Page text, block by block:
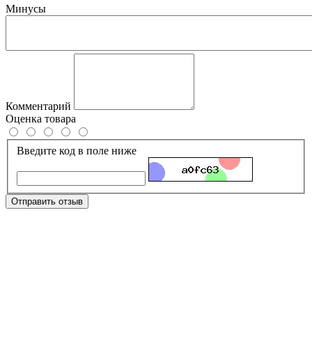
Минусы
Комментарий
Оценка товара
Введите код в поле ниже
Отправить отзыв